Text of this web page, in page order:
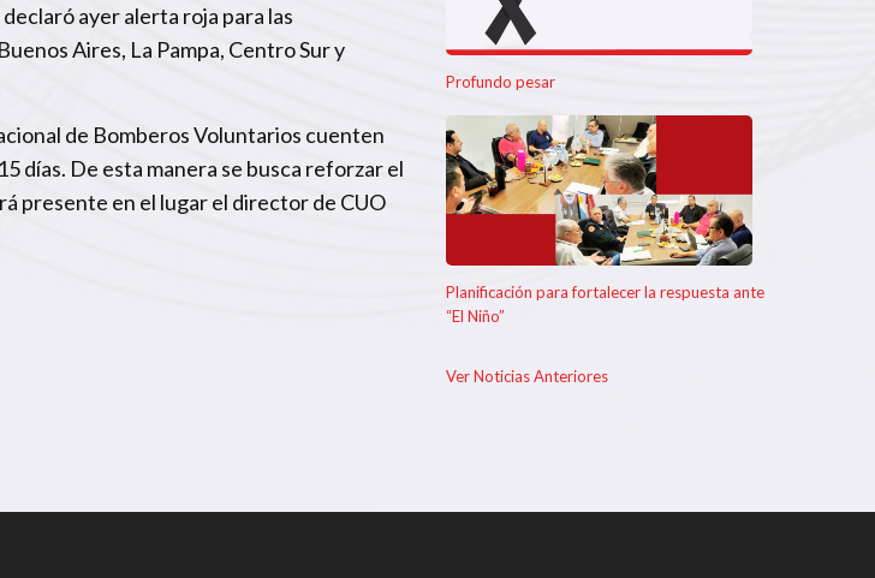
ayer alerta roja para las
Aires, La Pampa, Centro Sur y
de Bomberos Voluntarios cuenten
días. De esta manera se busca reforzar el
presente en el lugar el director de CUO
Profundo pesar
Planificación para fortalecer la respuesta ante
“El Niño”
Ver Noticias Anteriores